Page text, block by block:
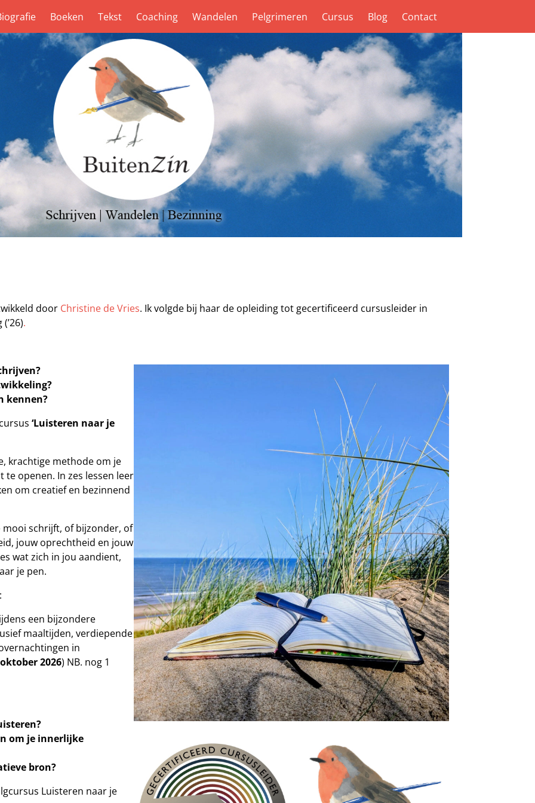
Boeken Tekst Coaching Wandelen Pelgrimeren Cursus Blog Contact
door Christine de Vries. Ik volgde bij haar de opleiding tot gecertificeerd cursusleider in
.
kennen?
‘Luisteren naar je
krachtige methode om je
openen. In zes lessen leer
om creatief en bezinnend
schrijft, of bijzonder, of
jouw oprechtheid en jouw
wat zich in jou aandient,
je pen.
een bijzondere
maaltijden, verdiepende
in
2026) NB. nog 1
om je innerlijke
bron?
Luisteren naar je